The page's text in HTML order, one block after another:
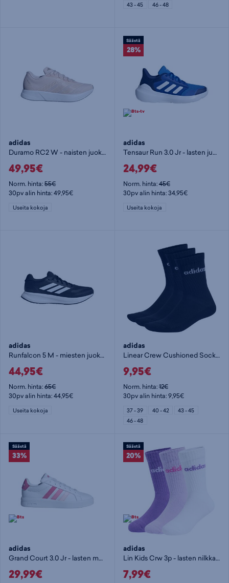
43 - 45 46 - 48
adidas
Duramo RC2 W - naisten juoksukengät
49,95€
Norm. hinta:55€
30pv alin hinta: 49,95€
Useita kokoja
Säästä
28%
adidas
Tensaur Run 3.0 Jr - lasten juoksukengät
24,99€
Norm. hinta:45€
30pv alin hinta: 34,95€
Useita kokoja
adidas
Runfalcon 5 M - miesten juoksukengät
44,95€
Norm. hinta:65€
30pv alin hinta: 44,95€
Useita kokoja
adidas
Linear Crew Cushioned Socks 3 Pairs - nilkkasukat
9,95€
Norm. hinta:12€
30pv alin hinta: 9,95€
37 - 39 40 - 42
43 - 45
46 - 48
Säästä
33%
adidas
Grand Court 3.0 Jr - lasten matalavartiset tennarit
29,99€
Säästä
20%
adidas
Lin Kids Crw 3p - lasten nilkkasukat
7,99€